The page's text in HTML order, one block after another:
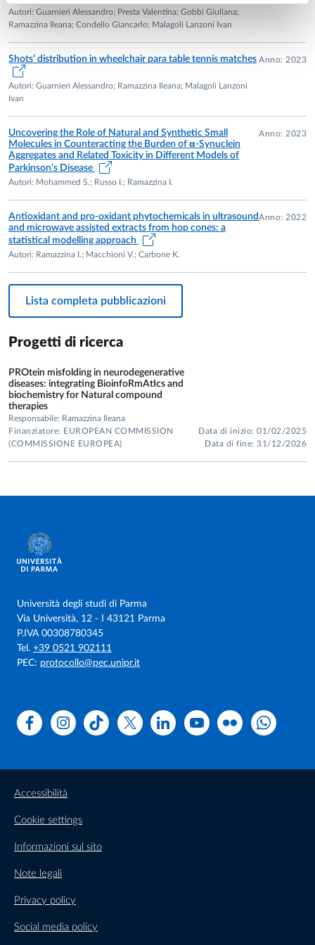
Autori: Guarnieri Alessandro; Presta Valentina; Gobbi Giuliana;
Ramazzina Ileana; Condello Giancarlo; Malagoli Lanzoni Ivan
Shots’ distribution in wheelchair para table tennis matches
Autori: Guarnieri Alessandro; Ramazzina Ileana; Malagoli Lanzoni
Ivan
Anno: 2023
Uncovering the Role of Natural and Synthetic Small
Molecules in Counteracting the Burden of α-Synuclein
Aggregates and Related Toxicity in Different Models of
Parkinson’s Disease
Autori: Mohammed S.; Russo I.; Ramazzina I.
Anno: 2023
Antioxidant and pro-oxidant phytochemicals in ultrasound
and microwave assisted extracts from hop cones: a
statistical modelling approach
Autori: Ramazzina I.; Macchioni V.; Carbone K.
Anno: 2022
Lista completa pubblicazioni
Progetti di ricerca
PROtein misfolding in neurodegenerative
diseases: integrating BioinfoRmAtIcs and
biochemistry for Natural compound
therapies
Responsabile: Ramazzina Ileana
Finanziatore: EUROPEAN COMMISSION
(COMMISSIONE EUROPEA)
Data di inizio: 01/02/2025
Data di fine: 31/12/2026
Università degli studi di Parma
Via Università, 12 - I 43121 Parma
P.IVA 00308780345
Tel. +39 0521 902111
PEC: protocollo@pec.unipr.it
FacebookInstagramTikTok X LinkedinYoutubeFlickr
Accessibilità
Cookie settings
Informazioni sul sito
Note legali
Privacy policy
Social media policy